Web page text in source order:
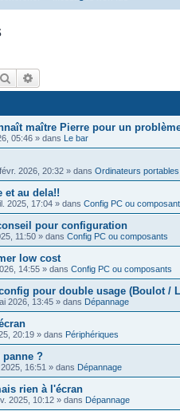
Rechercher
maître Pierre pour un
05:46 » dans Le bar
2026, 20:32 » dans Ordinateurs portables
et au dela!!
2025, 17:04 » dans Config PC ou
pour configuration
11:50 » dans Config PC ou composants
low cost
14:55 » dans Config PC ou composants
pour double usage (Boulot /
2026, 13:45 » dans Dépannage
20:19 » dans Périphériques
panne ?
16:51 » dans Dépannage
rien à l'écran
2025, 10:12 » dans Dépannage